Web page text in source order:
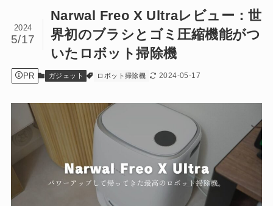
Narwal Freo X Ultraレビュー：世
界初のブラシとゴミ圧縮機能がつ
いたロボット掃除機
2024
5/17
PR ガジェット ロボット掃除機 2024-05-17